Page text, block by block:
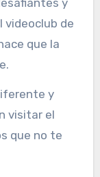
videoclub de
que la
y
visitar el
que no te